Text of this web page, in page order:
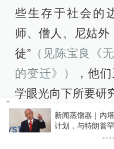
些生存于社会的
师、僧人、尼姑外
徒” （见陈宝良《
的变迁》）
，他
学眼光向下所要研
你有权知道更
下载澎湃新闻
点加沙